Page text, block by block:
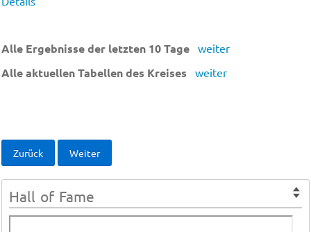
Alle Ergebnisse der letzten 10 Tage weiter
Alle aktuellen Tabellen des Kreises weiter
Zurück Weiter
Hall of Fame